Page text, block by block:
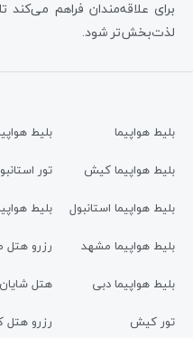
برای علاقه‌مندان فراهم می‌کند
لذت‌بخش‌تر شود.
بلیط هواپیما
بلیط هواپیما کیش
بلیط هواپیما استانبول
بلیط هواپیما مشهد
بلیط هواپیما دبی
تور کیش
بلیط
تور
بلیط
رزرو
هتل
رزرو